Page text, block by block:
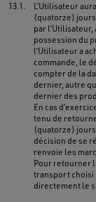
13.1.
L’Utilisateur
(quatorze)
par
possession du
l’Utilisateur a
commande, le
compter de la
dernier, autre
dernier des
En cas
tenu de
(quatorze)
décision de se
renvoie les
Pour retourner
transport choisi
directement le